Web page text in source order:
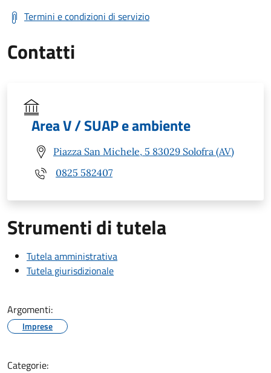
Termini e condizioni di servizio
Contatti
Area V / SUAP e ambiente
Piazza San Michele, 5 83029 Solofra (AV)
0825 582407
Strumenti di tutela
Tutela amministrativa
Tutela giurisdizionale
Argomenti:
Imprese
Categorie: